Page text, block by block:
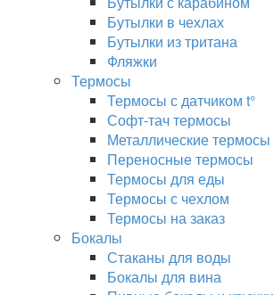
Бутылки в чехлах
Бутылки из тритана
Фляжки
Термосы
Термосы с датчиком t°
Софт-тач термосы
Металлические термосы
Переносные термосы
Термосы для еды
Термосы с чехлом
Термосы на заказ
Бокалы
Стаканы для воды
Бокалы для вина